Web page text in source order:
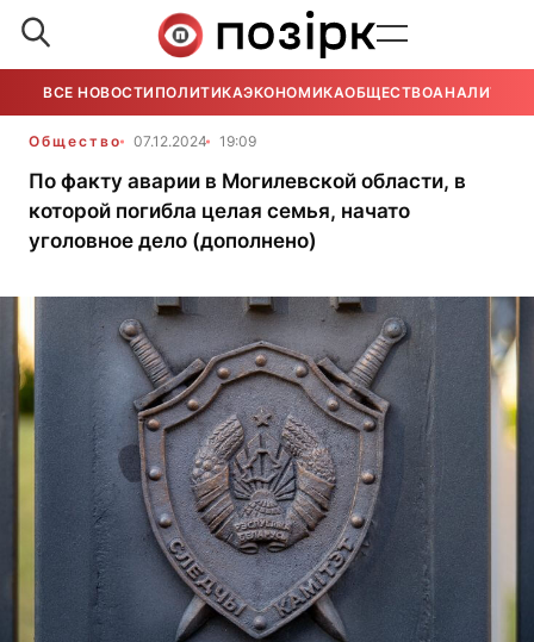
ВСЕ НОВОСТИ ПОЛИТИКАЭКОНОМИКАОБЩЕСТВОАНАЛИТИКА
Общество 07.12.2024 19:09
По факту аварии в Могилевской области, в
которой погибла целая семья, начато
уголовное дело (дополнено)